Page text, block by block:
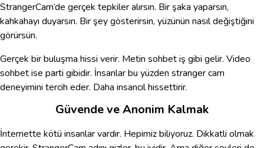
StrangerCam’de gerçek tepkiler alırsın. Bir şaka yaparsın,
kahkahayı duyarsın. Bir şey gösterirsin, yüzünün nasıl değiştiğini
görürsün.
Gerçek bir buluşma hissi verir. Metin sohbet iş gibi gelir. Video
sohbet ise parti gibidir. İnsanlar bu yüzden stranger cam
deneyimini tercih eder. Daha insancıl hissettirir.
Güvende ve Anonim Kalmak
İnternette kötü insanlar vardır. Hepimiz biliyoruz. Dikkatli olmak